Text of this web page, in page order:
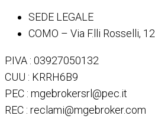
SEDE LEGALE
COMO – Via F.lli Rosselli, 12
P.IVA : 03927050132
CUU : KRRH6B9
PEC : mgebrokersrl@pec.it
REC : reclami@mgebroker.com